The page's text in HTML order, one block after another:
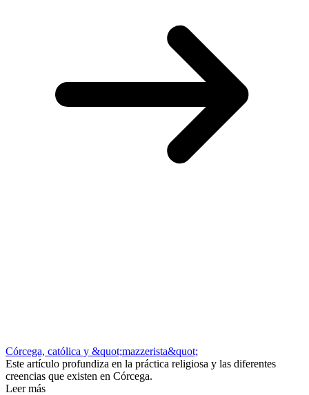
Córcega, católica y &quot;mazzerista&quot;
Este artículo profundiza en la práctica religiosa y las diferentes
creencias que existen en Córcega.
Leer más